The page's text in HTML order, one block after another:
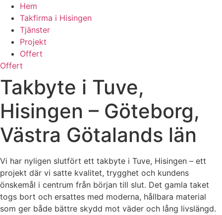
Hem
Takfirma i Hisingen
Tjänster
Projekt
Offert
Offert
Takbyte i Tuve,
Hisingen – Göteborg,
Västra Götalands län
Vi har nyligen slutfört ett takbyte i Tuve, Hisingen – ett
projekt där vi satte kvalitet, trygghet och kundens
önskemål i centrum från början till slut. Det gamla taket
togs bort och ersattes med moderna, hållbara material
som ger både bättre skydd mot väder och lång livslängd.